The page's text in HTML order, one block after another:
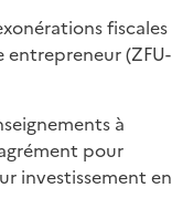
fiscales
(ZFU-
à
pour
investissement en